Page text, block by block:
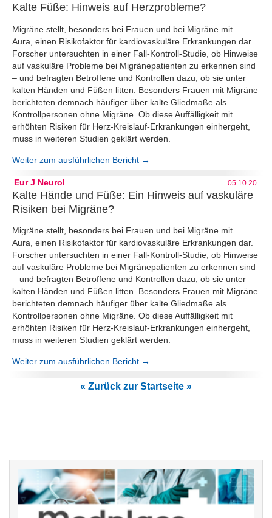
Kalte Füße: Hinweis auf Herzprobleme?
Migräne stellt, besonders bei Frauen und bei Migräne mit
Aura, einen Risikofaktor für kardiovaskuläre Erkrankungen dar.
Forscher untersuchten in einer Fall-Kontroll-Studie, ob Hinweise
auf vaskuläre Probleme bei Migränepatienten zu erkennen sind
– und befragten Betroffene und Kontrollen dazu, ob sie unter
kalten Händen und Füßen litten. Besonders Frauen mit Migräne
berichteten demnach häufiger über kalte Gliedmaße als
Kontrollpersonen ohne Migräne. Ob diese Auffälligkeit mit
erhöhten Risiken für Herz-Kreislauf-Erkrankungen einhergeht,
muss in weiteren Studien geklärt werden.
Weiter zum ausführlichen Bericht →
Eur J Neurol 05.10.20
Kalte Hände und Füße: Ein Hinweis auf vaskuläre
Risiken bei Migräne?
Migräne stellt, besonders bei Frauen und bei Migräne mit
Aura, einen Risikofaktor für kardiovaskuläre Erkrankungen dar.
Forscher untersuchten in einer Fall-Kontroll-Studie, ob Hinweise
auf vaskuläre Probleme bei Migränepatienten zu erkennen sind
– und befragten Betroffene und Kontrollen dazu, ob sie unter
kalten Händen und Füßen litten. Besonders Frauen mit Migräne
berichteten demnach häufiger über kalte Gliedmaße als
Kontrollpersonen ohne Migräne. Ob diese Auffälligkeit mit
erhöhten Risiken für Herz-Kreislauf-Erkrankungen einhergeht,
muss in weiteren Studien geklärt werden.
Weiter zum ausführlichen Bericht →
« Zurück zur Startseite »